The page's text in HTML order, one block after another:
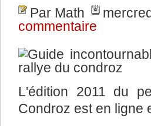
Par Math
commentaire
L'édition 2011 du
Condroz est en ligne